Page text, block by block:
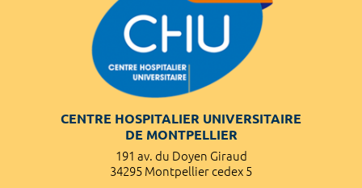
CENTRE HOSPITALIER UNIVERSITAIRE
DE MONTPELLIER
191 av. du Doyen Giraud
34295 Montpellier cedex 5